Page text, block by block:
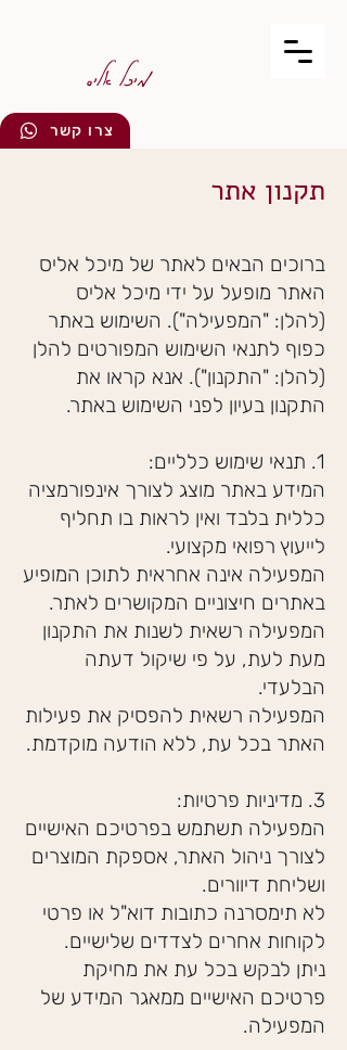
מיכל אליס
צרו קשר
תקנון אתר
ברוכים הבאים לאתר של מיכל אליס
האתר מופעל על ידי מיכל אליס
(להלן: "המפעילה"). השימוש באתר
כפוף לתנאי השימוש המפורטים להלן
(להלן: "התקנון"). אנא קראו את
התקנון בעיון לפני השימוש באתר.
1. תנאי שימוש כלליים:
המידע באתר מוצג לצורך אינפורמציה
כללית בלבד ואין לראות בו תחליף
לייעוץ רפואי מקצועי.
המפעילה אינה אחראית לתוכן המופיע
באתרים חיצוניים המקושרים לאתר.
המפעילה רשאית לשנות את התקנון
מעת לעת, על פי שיקול דעתה
הבלעדי.
המפעילה רשאית להפסיק את פעילות
האתר בכל עת, ללא הודעה מוקדמת.
3. מדיניות פרטיות:
המפעילה תשתמש בפרטיכם האישיים
לצורך ניהול האתר, אספקת המוצרים
ושליחת דיוורים.
לא תימסרנה כתובות דוא"ל או פרטי
לקוחות אחרים לצדדים שלישיים.
ניתן לבקש בכל עת את מחיקת
פרטיכם האישיים ממאגר המידע של
המפעילה.